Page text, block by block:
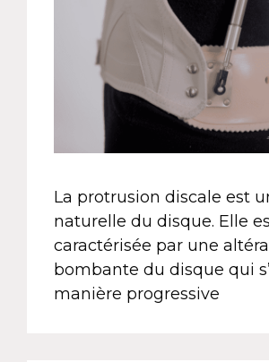
La protrusion discale est
naturelle du disque. Elle
caractérisée par une
bombante du disque qui
manière progressive